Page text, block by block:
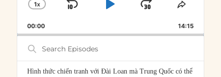
CHANGE
RATE
1X
SKIP
PLAYJUMP
FORWARD
SHARE
00:00 14:15
Search
Episodes
Hình thức chiến tranh với Đài Loan mà Trung Quốc có thể